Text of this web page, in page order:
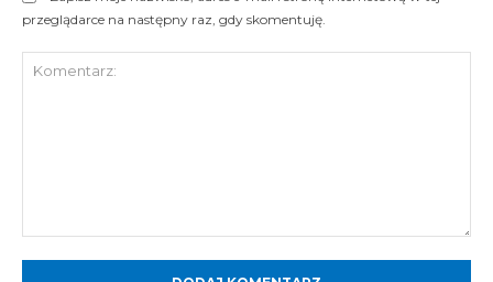
przeglądarce na następny raz, gdy skomentuję.